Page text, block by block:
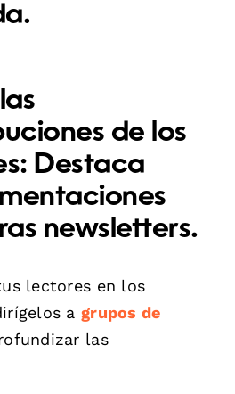
de los
Destaca
newsletters.
lectores en los
agrupos de
las